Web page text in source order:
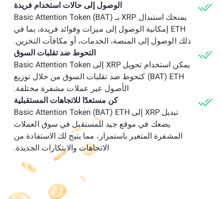
الوصول إلى حالات استخدام فريدة
يمنحك استبدال XRP بـ Basic Attention Token (BAT)
ETH إمكانية الوصول إلى ميزات وفوائد فريدة، بما في
ذلك الوصول إلى المنصة، الخدمات، أو مكافآت التخزين.
التحوط ضد تقلبات السوق
يمكن استخدام تحويل XRP إلى Basic Attention Token
(BAT) ETH كتحوط ضد تقلبات السوق من خلال توزيع
الأصول عبر عملات مشفرة مختلفة.
كن مستعدًا للاتجاهات المستقبلية
تبديل XRP إلى Basic Attention Token (BAT) ETH
يضعك في موقع جيد للمستقبل في سوق العملات
المشفرة المتغير باستمرار، مما يتيح لك الاستفادة من
الاتجاهات والابتكارات الجديدة.